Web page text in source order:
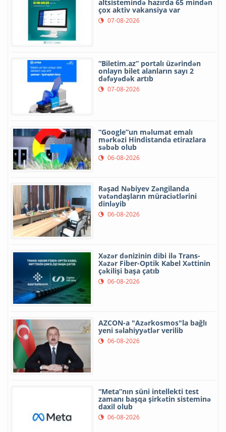
altsistemində hazırda 65 mindən
çox aktiv vakansiya var
07-08-2026
“Biletim.az” portalı üzərindən
onlayn bilet alanların sayı 2
dəfəyədək artıb
07-08-2026
“Google”un məlumat emalı
mərkəzi Hindistanda etirazlara
səbəb olub
06-08-2026
Rəşad Nəbiyev Zəngilanda
vətəndaşların müraciətlərini
dinləyib
06-08-2026
Xəzər dənizinin dibi ilə Trans-
Xəzər Fiber-Optik Kabel Xəttinin
çəkilişi başa çatıb
06-08-2026
AZCON-a "Azərkosmos"la bağlı
yeni səlahiyyətlər verilib
06-08-2026
“Meta”nın süni intellekti test
zamanı başqa şirkətin sisteminə
daxil olub
06-08-2026